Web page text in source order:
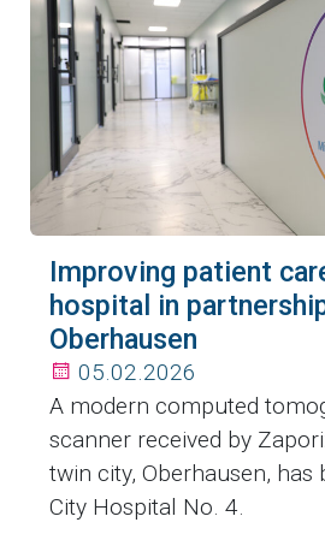
Improving patient
hospital in
Oberhausen
05.02.2026
A modern computed
scanner received by
twin city, Oberhausen, has
City Hospital No. 4.